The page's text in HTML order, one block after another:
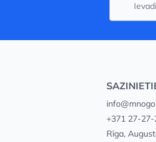
+371 27-
Rīga,